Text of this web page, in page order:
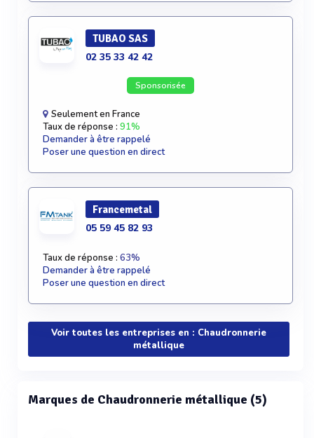
TUBAO SAS
02 35 33 42 42
Sponsorisée
Seulement en France
Taux de réponse : 91%
Demander à être rappelé
Poser une question en direct
Francemetal
05 59 45 82 93
Taux de réponse : 63%
Demander à être rappelé
Poser une question en direct
Voir toutes les entreprises en : Chaudronnerie
métallique
Marques de Chaudronnerie métallique (5)